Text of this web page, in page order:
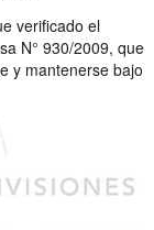
verificado el
N° 930/2009, que
y mantenerse bajo